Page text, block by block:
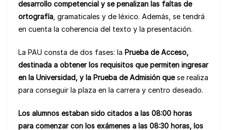
desarrollo competencial y se penalizan las faltas de
ortografía, gramaticales y de léxico. Además, se tendrá
en cuenta la coherencia del texto y la presentación.
La PAU consta de dos fases: la Prueba de Acceso,
destinada a obtener los requisitos que permiten ingresar
en la Universidad, y la Prueba de Admisión quese realiza
para conseguir la plaza en la carrera y centro deseado.
Los alumnos estaban sido citados a las 08:00 horas
para comenzar con los exámenes a las 08:30 horas, los